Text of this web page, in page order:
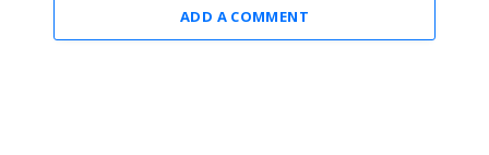
ADD A COMMENT